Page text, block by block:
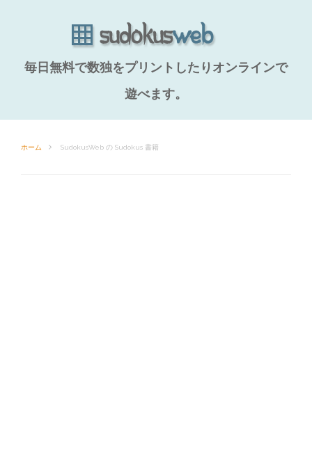
毎日無料で数独をプリントしたりオンラインで
遊べます。
ホーム SudokusWeb の Sudokus 書籍